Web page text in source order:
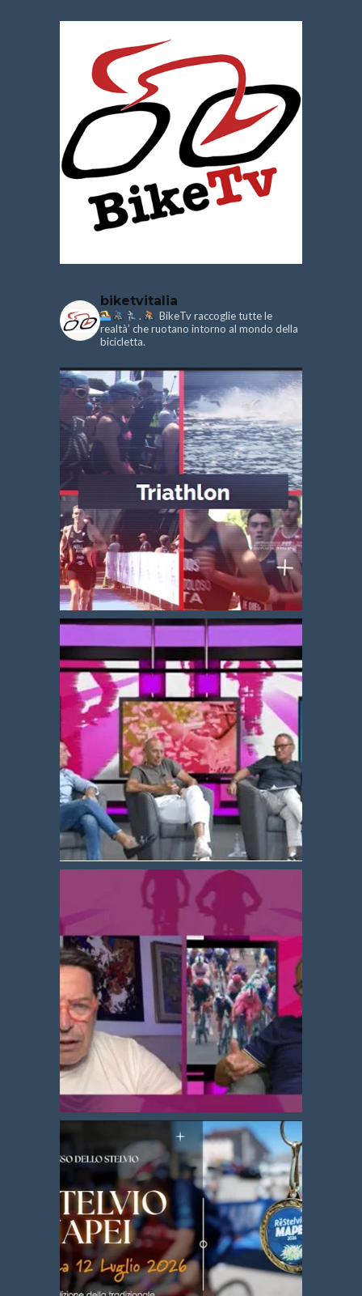
biketvitalia
.
BikeTv raccoglie tutte le
realtà’ che ruotano intorno al mondo della
bicicletta.